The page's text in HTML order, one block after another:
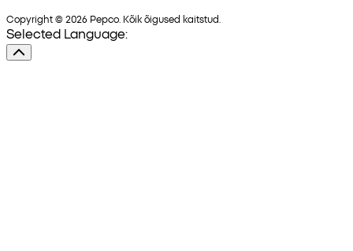
Copyright © 2026 Pepco. Kõik õigused kaitstud.
Selected Language: